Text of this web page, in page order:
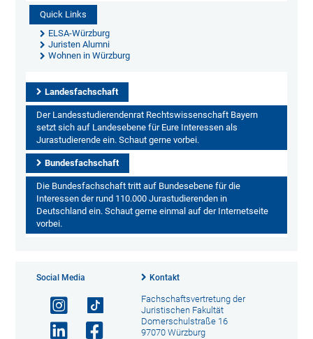
Quick Links
ELSA-Würzburg
Juristen Alumni
Wohnen in Würzburg
Landesfachschaft
Der Landesstudierendenrat Rechtswissenschaft Bayern
setzt sich auf Landesebene für Eure Interessen als
Jurastudierende ein. Schaut gerne vorbei.
Bundesfachschaft
Die Bundesfachschaft tritt auf Bundesebene für die
Interessen der rund 110.000 Jurastudierenden in
Deutschland ein. Schaut gerne einmal auf der Internetseite
vorbei.
Social Media Kontakt
Fachschaftsvertretung der
Juristischen Fakultät
Domerschulstraße 16
97070 Würzburg